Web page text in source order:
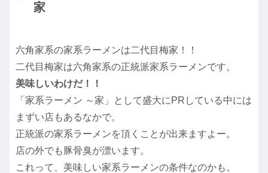
家
六角家系の家系ラーメンは二代目梅家！！
二代目梅家は六角家系の正統派家系ラーメンです。
美味しいわけだ！！
「家系ラーメン ～家」として盛大にPRしている中には
まずい店もあるなかで。
正統派の家系ラーメンを頂くことが出来ますよー。
店の外でも豚骨臭が漂います。
これって、美味しい家系ラーメンの条件なのかも。